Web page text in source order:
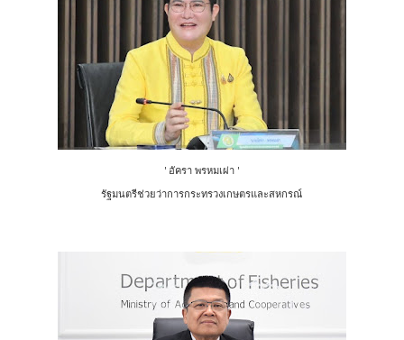
' อัครา พรหมเผ่า '
รัฐมนตรีช่วยว่าการกระทรวงเกษตรและสหกรณ์